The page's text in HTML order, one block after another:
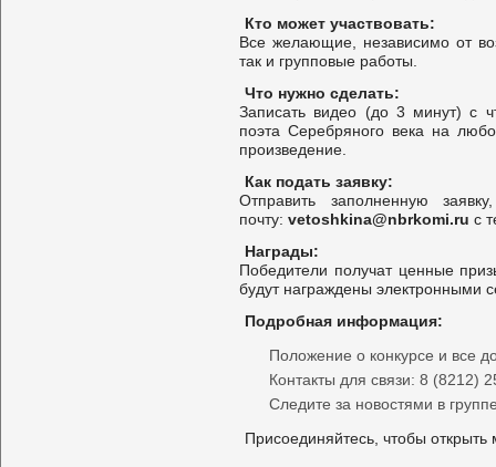
Кто может участвовать:
Все желающие, независимо от
так и групповые работы.
Что нужно сделать:
Записать видео (до 3 минут) с
поэта Серебряного века на
произведение.
Как подать заявку:
Отправить заполненную
почту: vetoshkina@nbrkomi.ru с
Награды:
Победители получат ценные
будут награждены электронными
Подробная информация:
Положение о конкурсе и все
Контакты для связи: 8 (8212)
Следите за новостями в
Присоединяйтесь, чтобы открыть